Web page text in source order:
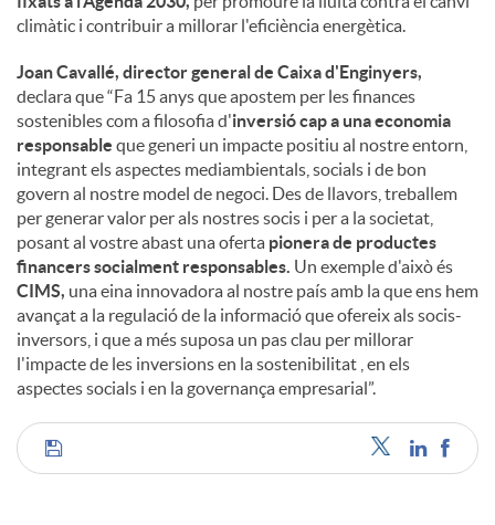
climàtic i contribuir a millorar l'eficiència energètica.
Joan Cavallé, director general de Caixa d'Enginyers,
declara que “Fa 15 anys que apostem per les finances
sostenibles com a filosofia d'inversió cap a una economia
responsable que generi un impacte positiu al nostre entorn,
integrant els aspectes mediambientals, socials i de bon
govern al nostre model de negoci. Des de llavors, treballem
per generar valor per als nostres socis i per a la societat,
posant al vostre abast una oferta pionera de productes
financers socialment responsables. Un exemple d'això és
CIMS, una eina innovadora al nostre país amb la que ens hem
avançat a la regulació de la informació que ofereix als socis-
inversors, i que a més suposa un pas clau per millorar
l'impacte de les inversions en la sostenibilitat , en els
aspectes socials i en la governança empresarial”.
C